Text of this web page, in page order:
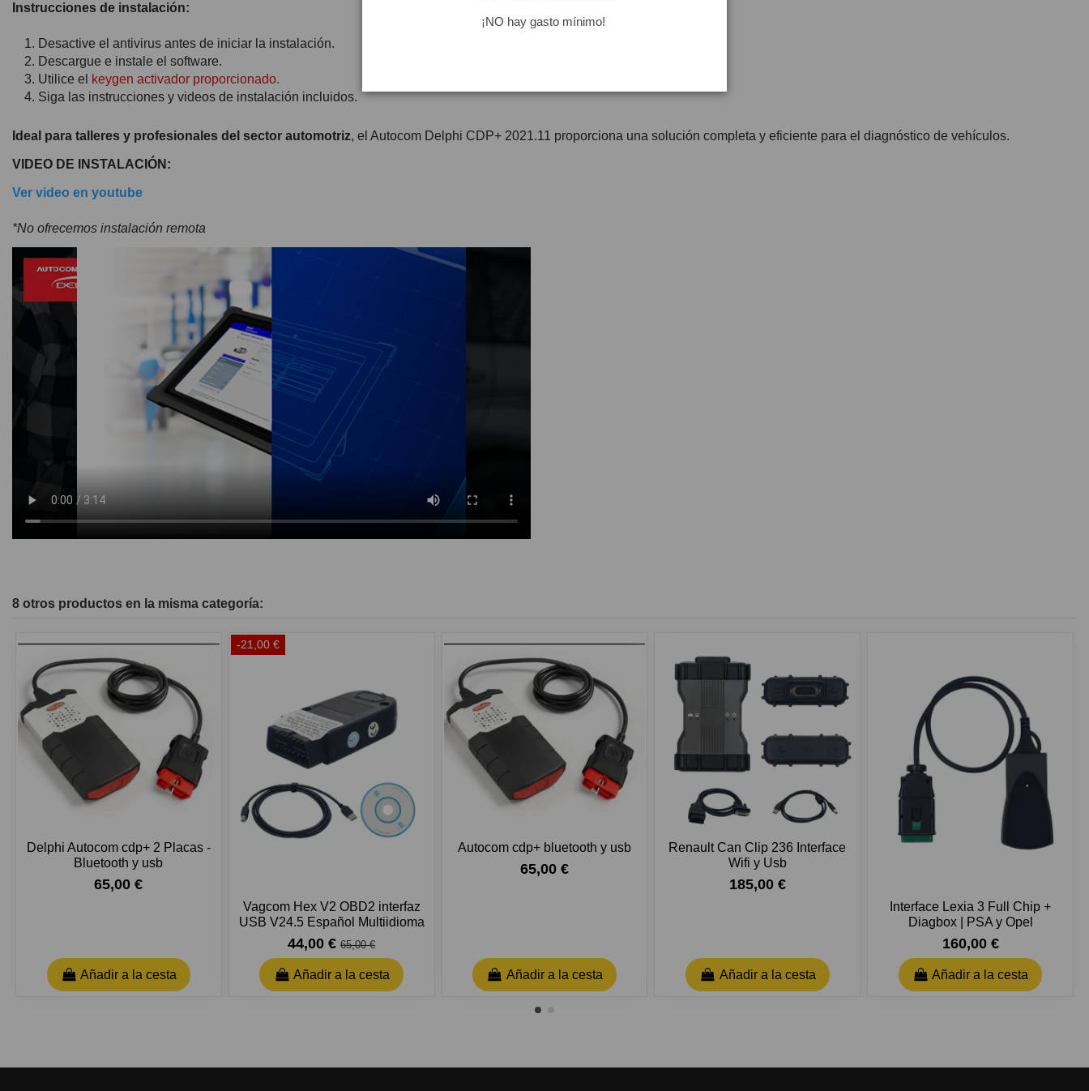
Instrucciones de instalación:
Desactive el antivirus antes de iniciar la instalación.
Descargue e instale el software.
Utilice el
keygen activador proporcionado.
Siga las instrucciones y videos de instalación incluidos.
Ideal para talleres y profesionales del sector automotriz, el Autocom Delphi CDP+ 2021.11 proporciona una solución completa y eficiente para el diagnóstico de vehículos.
VIDEO DE INSTALACIÓN:
Ver video en youtube
*No ofrecemos instalación remota
8 otros productos en la misma categoría:
Delphi Autocom cdp+ 2 Placas -
Bluetooth y usb
65,00 €
Añadir a la cesta
-21,00 €
Vagcom Hex V2 OBD2 interfaz
USB V24.5 Español Multiidioma
44,00 €65,00 €
Añadir a la cesta
Autocom cdp+ bluetooth y usb
65,00 €
Añadir a la cesta
Renault Can Clip 236 Interface
Wifi y Usb
185,00 €
Añadir a la cesta
Interface Lexia 3 Full Chip +
Diagbox | PSA y Opel
160,00 €
Añadir a la cesta
¡NO hay gasto mínimo!